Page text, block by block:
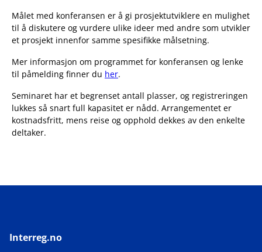
Målet med konferansen er å gi prosjektutviklere en mulighet
til å diskutere og vurdere ulike ideer med andre som utvikler
et prosjekt innenfor samme spesifikke målsetning.
Mer informasjon om programmet for konferansen og lenke
til påmelding finner du her.
Seminaret har et begrenset antall plasser, og registreringen
lukkes så snart full kapasitet er nådd. Arrangementet er
kostnadsfritt, mens reise og opphold dekkes av den enkelte
deltaker.
Interreg.no